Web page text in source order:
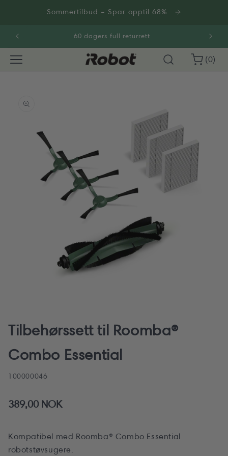
Sommertilbud – Spar opptil 68%
60 dagers full returrett
Handlekurv
(0)
0
varer
i
modal
Tilbehørssett til Roomba®
Combo Essential
SKU:
100000046
Vanlig
389,00 NOK
Kompatibel med Roomba® Combo Essential
robotstøvsugere.